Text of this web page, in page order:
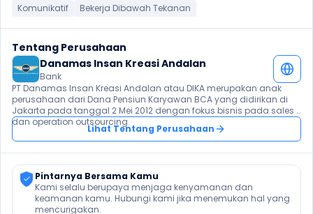
Komunikatif Bekerja Dibawah Tekanan
Tentang Perusahaan
Danamas Insan Kreasi Andalan
Bank
PT Danamas Insan Kreasi Andalan atau DIKA merupakan anak
perusahaan dari Dana Pensiun Karyawan BCA yang didirikan di
Jakarta pada tanggal 2 Mei 2012 dengan fokus bisnis pada sales
dan operation outsourcing.
Lihat Tentang Perusahaan
Pintarnya Bersama Kamu
Kami selalu berupaya menjaga kenyamanan dan
keamanan kamu. Hubungi kami jika menemukan hal yang
mencurigakan.